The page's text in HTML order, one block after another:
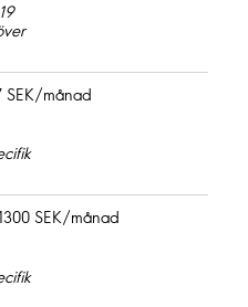
SEK/månad
SEK/månad